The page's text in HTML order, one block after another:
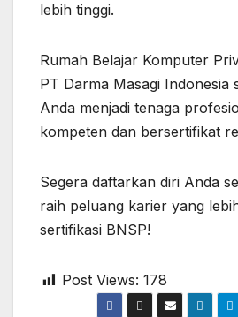
lebih tinggi.
Rumah Belajar Komputer
PT Darma Masagi Indonesia
Anda menjadi tenaga
kompeten dan bersertifikat
Segera daftarkan diri Anda
raih peluang karier yang
sertifikasi BNSP!
Post Views: 178